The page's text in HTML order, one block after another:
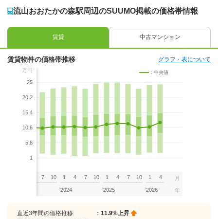
流山おおたかの森駅周辺のSUUMO掲載の価格帯情報
賃貸 中古マンション
賃貸物件の価格帯推移 グラフ・表について
万円
25
20.2
15.4
10.6
5.8
1
：中央値
7 10 1 4 7 10
2024
1 4 7 10
2025
1 4
2026
月
年
直近3年間の価格推移 ： 11.9%上昇